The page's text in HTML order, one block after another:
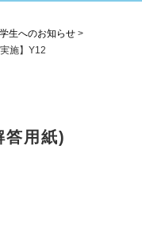
学生へのお知らせ >
施】Y12
用紙)